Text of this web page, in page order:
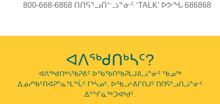
800-668-6868 ᑎᑎᕋᕐᓗᑎᓪᓘᓐᓃᑦ ‘TALK’ ᐅᕗᖓ 686868
on
Last
ᐊᐱᖅᑯᑎᒃᓴᑦ?
ᐊᐱᖅᑯᑎᒃᓴᖃᕈᕕᑦ ᐅᖃᖃᑎᖃᕈᒪᒍᕕᓘᓐᓃᑦ ᖃᓄᖅ
ᐃᓅᓯᖃᑦᑎᐊᕈᓐᓇᕐᒪᖔᑦ ᒥᒃᓵᓄᑦ, ᐅᖃᓗᒡᕕᒋᑎᒍᑦ ᑎᑎᕋᕐᓗᑎᓘᓐᓃᑦ
ᐃᕐᖐᓈᖅᑐᐊᒃᑯᑦ.